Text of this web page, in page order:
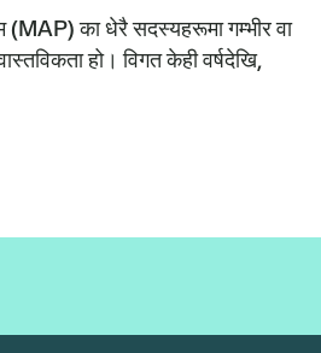
(MAP) का धेरै सदस्यहरूमा गम्भीर वा
हो। विगत केही वर्षदेखि,